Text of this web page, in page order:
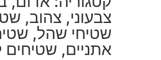
צבעוני, צהוב,
שטיחי שהל,
אתניים, שטיחים